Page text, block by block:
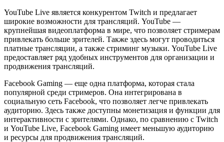
YouTube Live является конкурентом Twitch и предлагает
широкие возможности для трансляций. YouTube —
крупнейшая видеоплатформа в мире, что позволяет стримерам
привлекать больше зрителей. Также здесь могут проводиться
платные трансляции, а также стриминг музыки. YouTube Live
предоставляет ряд удобных инструментов для организации и
продвижения трансляций.
Facebook Gaming — еще одна платформа, которая стала
популярной среди стримеров. Она интегрирована в
социальную сеть Facebook, что позволяет легче привлекать
аудиторию. Здесь также доступны монетизация и функции для
интерактивности с зрителями. Однако, по сравнению с Twitch
и YouTube Live, Facebook Gaming имеет меньшую аудиторию
и ресурсы для продвижения трансляций.